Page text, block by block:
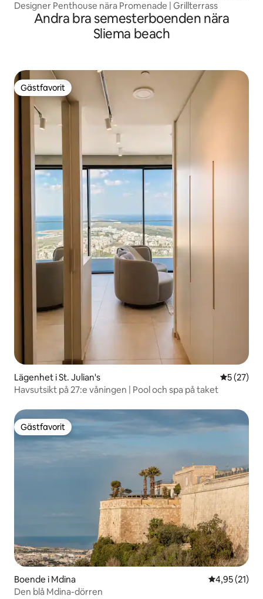
Designer Penthouse nära Promenade | Grillterrass
Andra bra semesterboenden nära
Sliema beach
Gästfavorit
Gästfavorit
Lägenhet i St. Julian's 5 av 5 i
5 (27)
Havsutsikt på 27:e våningen | Pool och spa på taket
Gästfavorit
Gästfavorit
Boende i Mdina 4,95 av 5 i
4,95 (21)
Den blå Mdina-dörren